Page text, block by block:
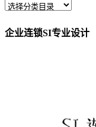
企业连锁SI专业设计